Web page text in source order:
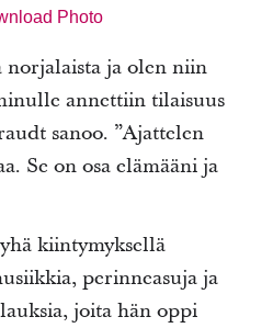
Photo
norjalaista ja olen niin
annettiin tilaisuus
sanoo. ”Ajattelen
Se on osa elämääni ja
kiintymyksellä
perinneasuja ja
joita hän oppi